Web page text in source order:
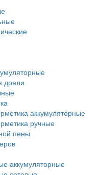
дрели
аккумуляторные
ручные
пены
аккумуляторные